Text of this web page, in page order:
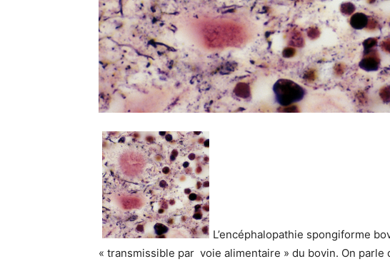
L’encéphalopathie spongiforme
« transmissible par voie alimentaire » du bovin. On parle